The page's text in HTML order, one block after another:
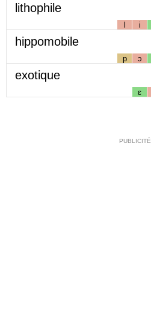
lithophile
l i
hippomobile
p ɔ
exotique
ɛ
PUBLICITÉ